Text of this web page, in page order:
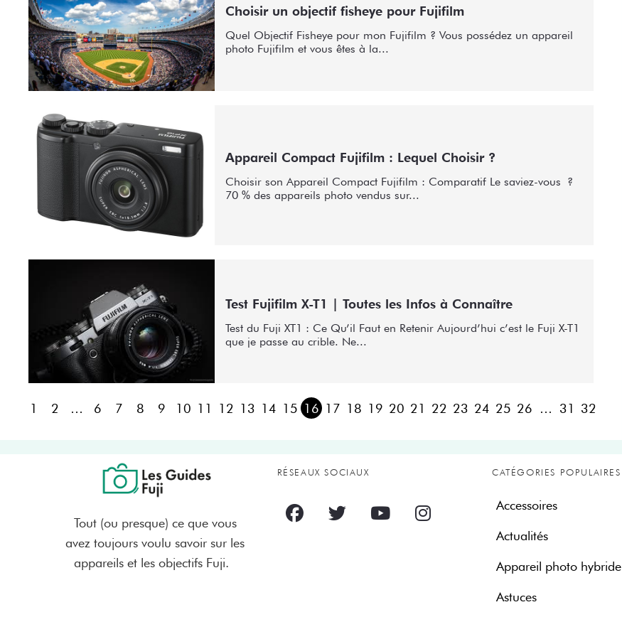
Choisir un objectif fisheye pour Fujifilm
Quel Objectif Fisheye pour mon Fujifilm ? Vous possédez un appareil
photo Fujifilm et vous êtes à la...
Appareil Compact Fujifilm : Lequel Choisir ?
Choisir son Appareil Compact Fujifilm : Comparatif Le saviez-vous ?
70 % des appareils photo vendus sur...
Test Fujifilm X-T1 | Toutes les Infos à Connaître
Test du Fuji XT1 : Ce Qu’il Faut en Retenir Aujourd’hui c’est le Fuji X-T1
que je passe au crible. Ne...
1 2 … 6 7 8 9 10 11 12 13 14 15 16 17 18 19 20 21 22 23 24 25 26 … 31 32
Tout (ou presque) ce que vous
avez toujours voulu savoir sur les
appareils et les objectifs Fuji.
RÉSEAUX SOCIAUX CATÉGORIES POPULAIRES
Accessoires
Actualités
Appareil photo hybride
Astuces